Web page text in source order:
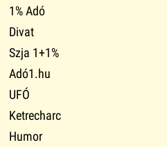
1% Adó
Divat
Szja 1+1%
Adó1.hu
UFÓ
Ketrecharc
Humor